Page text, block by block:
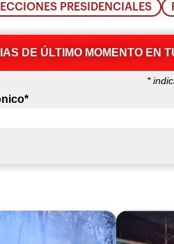
PRESIDENCIALES
DE ÚLTIMO MOMENTO EN
*
*